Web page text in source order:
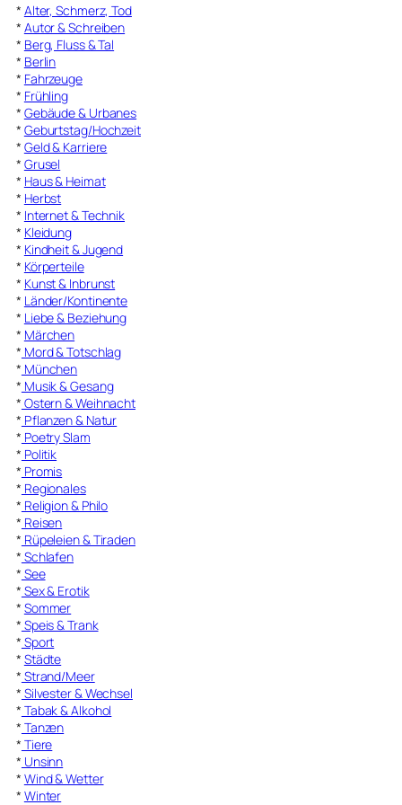
* Alter, Schmerz, Tod
* Autor & Schreiben
* Berg, Fluss & Tal
* Berlin
* Fahrzeuge
* Frühling
* Gebäude & Urbanes
* Geburtstag/Hochzeit
* Geld & Karriere
* Grusel
* Haus & Heimat
* Herbst
* Internet & Technik
* Kleidung
* Kindheit & Jugend
* Körperteile
* Kunst & Inbrunst
* Länder/Kontinente
* Liebe & Beziehung
* Märchen
* Mord & Totschlag
* München
* Musik & Gesang
* Ostern & Weihnacht
* Pflanzen & Natur
* Poetry Slam
* Politik
* Promis
* Regionales
* Religion & Philo
* Reisen
* Rüpeleien & Tiraden
* Schlafen
* See
* Sex & Erotik
* Sommer
* Speis & Trank
* Sport
* Städte
* Strand/Meer
* Silvester & Wechsel
* Tabak & Alkohol
* Tanzen
* Tiere
* Unsinn
* Wind & Wetter
* Winter